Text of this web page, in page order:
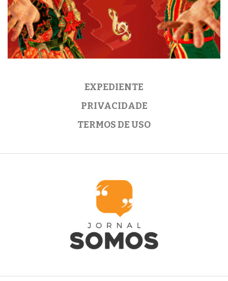
EXPEDIENTE
PRIVACIDADE
TERMOS DE USO